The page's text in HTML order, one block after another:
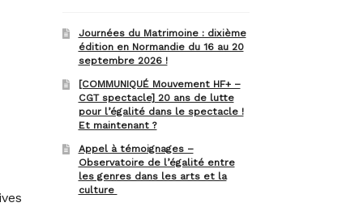
Journées du Matrimoine : dixième
édition en Normandie du 16 au 20
septembre 2026 !
[COMMUNIQUÉ Mouvement HF+ –
CGT spectacle] 20 ans de lutte
pour l’égalité dans le spectacle !
Et maintenant ?
Appel à témoignages –
Observatoire de l’égalité entre
les genres dans les arts et la
culture